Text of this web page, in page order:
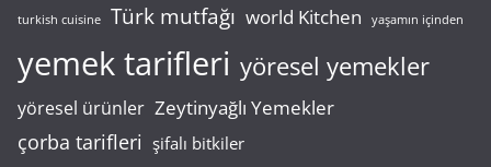
turkish cuisine Türk mutfağı world Kitchen yaşamın içinden
yemek tarifleri yöresel yemekler
yöresel ürünler Zeytinyağlı Yemekler
çorba tarifleri şifalı bitkiler